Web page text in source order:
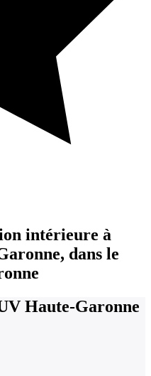
intérieure à
dans le
Haute-Garonne